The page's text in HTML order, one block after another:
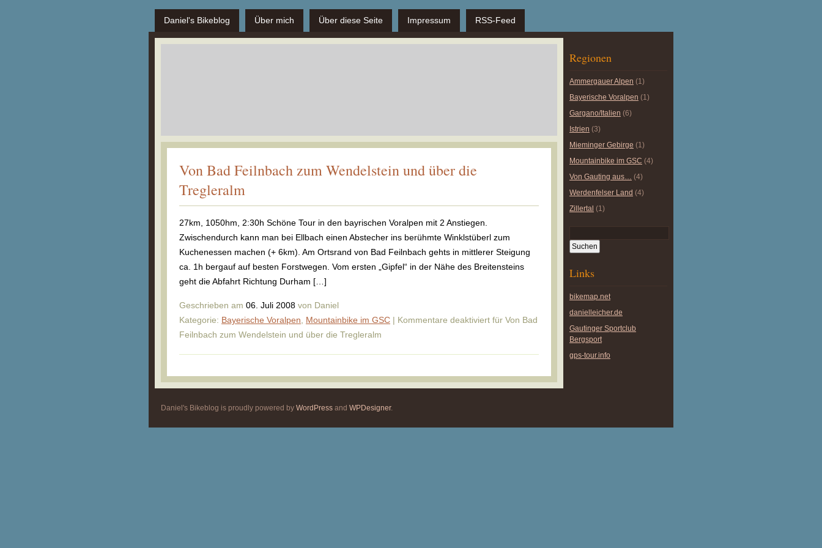
Daniel's Bikeblog Über mich Über diese Seite Impressum RSS-Feed
Von Bad Feilnbach zum Wendelstein und über die
Tregleralm
27km, 1050hm, 2:30h Schöne Tour in den bayrischen Voralpen mit 2 Anstiegen.
Zwischendurch kann man bei Ellbach einen Abstecher ins berühmte Winklstüberl zum
Kuchenessen machen (+ 6km). Am Ortsrand von Bad Feilnbach gehts in mittlerer Steigung
ca. 1h bergauf auf besten Forstwegen. Vom ersten „Gipfel“ in der Nähe des Breitensteins
geht die Abfahrt Richtung Durham […]
Geschrieben am 06. Juli 2008 von Daniel
Kategorie: Bayerische Voralpen Mountainbike im GSC | Kommentare deaktiviert für Von Bad
Feilnbach zum Wendelstein und über die Tregleralm
Regionen
Ammergauer Alpen (1)
Bayerische Voralpen (1)
Gargano/Italien (6)
Istrien (3)
Mieminger Gebirge (1)
Mountainbike im GSC (4)
Von Gauting aus… (4)
Werdenfelser Land (4)
Zillertal (1)
Links
bikemap.net
danielleicher.de
Gautinger Sportclub
Bergsport
gps-tour.info
Daniel's Bikeblog is proudly powered by WordPress and WPDesigner.